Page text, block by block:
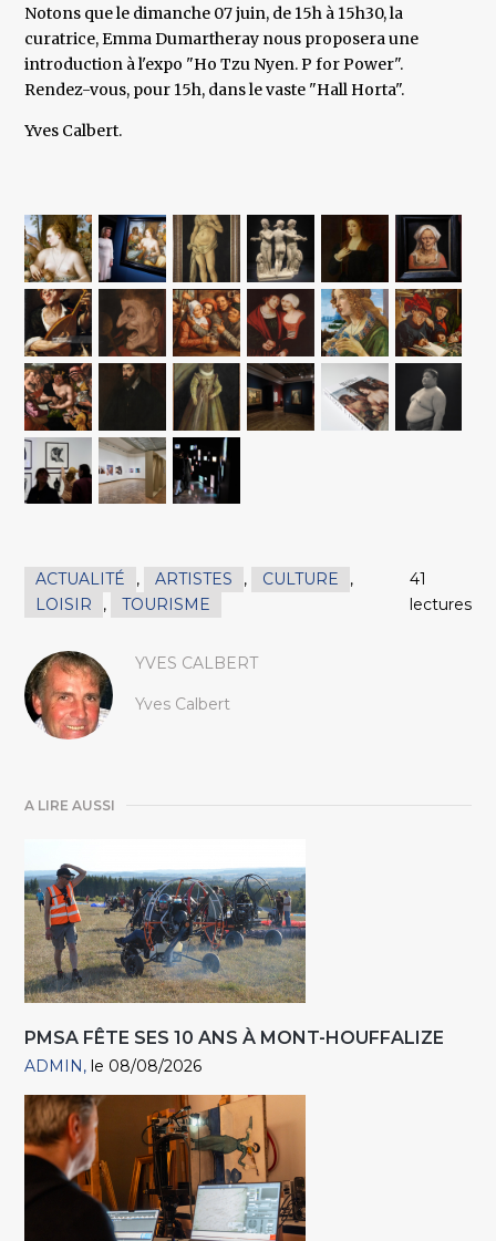
Notons que le dimanche 07 juin, de 15h à 15h30, la
curatrice, Emma Dumartheray nous proposera une
introduction à l'expo "Ho Tzu Nyen. P for Power".
Rendez-vous, pour 15h, dans le vaste "Hall Horta".
Yves Calbert.
ACTUALITÉ , ARTISTES , CULTURE
,
LOISIR
, TOURISME
41
lectures
YVES CALBERT
Yves Calbert
A LIRE AUSSI
PMSA FÊTE SES 10 ANS À MONT-HOUFFALIZE
ADMIN le 08/08/2026